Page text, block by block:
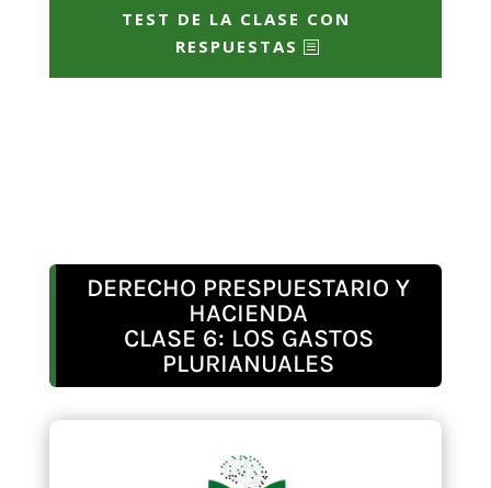
TEST DE LA CLASE CON
RESPUESTAS
DERECHO PRESPUESTARIO Y
HACIENDA
CLASE 6: LOS GASTOS
PLURIANUALES